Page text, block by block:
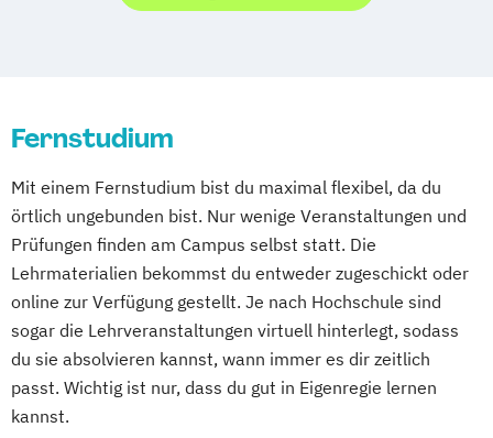
Fernstudium
Mit einem Fernstudium bist du maximal flexibel, da du
örtlich ungebunden bist. Nur wenige Veranstaltungen und
Prüfungen finden am Campus selbst statt. Die
Lehrmaterialien bekommst du entweder zugeschickt oder
online zur Verfügung gestellt. Je nach Hochschule sind
sogar die Lehrveranstaltungen virtuell hinterlegt, sodass
du sie absolvieren kannst, wann immer es dir zeitlich
passt. Wichtig ist nur, dass du gut in Eigenregie lernen
kannst.